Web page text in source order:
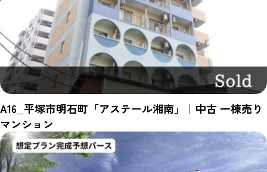
A16_平塚市明石町「アステール湘南」｜中古 一棟売り
マンション